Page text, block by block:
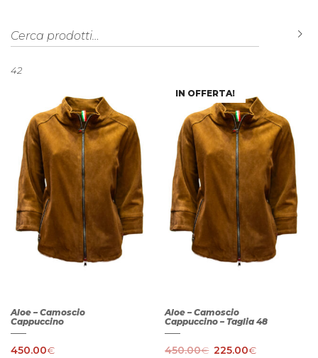
Cerca:
42
Aloe – Camoscio
Cappuccino
450.00€
IN OFFERTA!
Aloe – Camoscio
Cappuccino – Taglia 48
450.00€ 225.00€